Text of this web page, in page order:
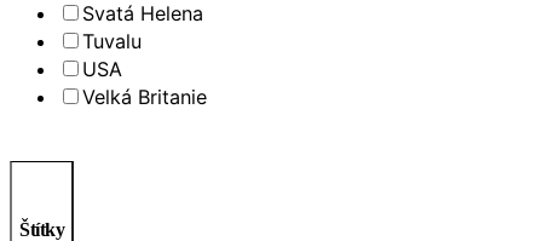
Svatá Helena
Tuvalu
USA
Velká Britanie
Štítky